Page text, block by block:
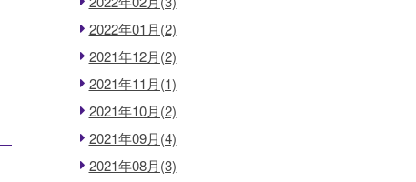
2022年01月(2)
2021年12月(2)
2021年11月(1)
2021年10月(2)
2021年09月(4)
2021年08月(3)